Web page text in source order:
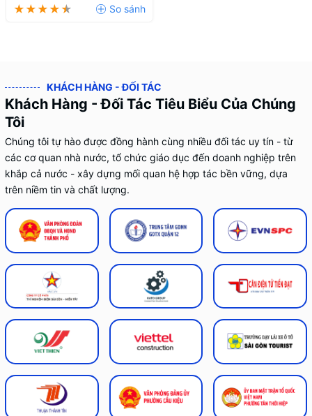
KHÁCH HÀNG - ĐỐI TÁC
Khách Hàng - Đối Tác Tiêu Biểu Của Chúng
Tôi
Chúng tôi tự hào được đồng hành cùng nhiều đối tác uy tín - từ
các cơ quan nhà nước, tổ chức giáo dục đến doanh nghiệp trên
khắp cả nước - xây dựng mối quan hệ hợp tác bền vững, dựa
trên niềm tin và chất lượng.